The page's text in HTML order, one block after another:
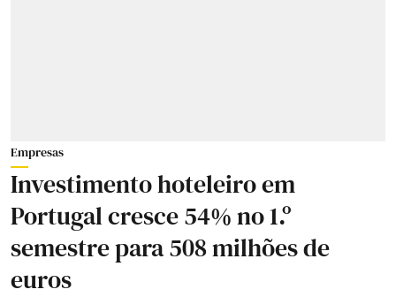
Empresas
Investimento hoteleiro em
Portugal cresce 54% no 1.º
semestre para 508 milhões de
euros